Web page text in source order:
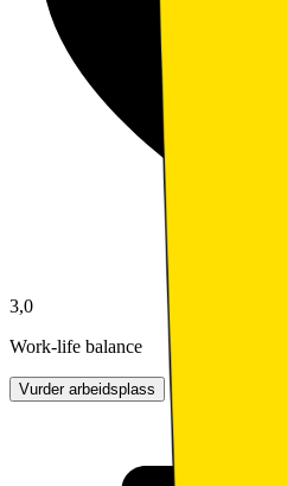
3,0
Work-life balance
Vurder arbeidsplass